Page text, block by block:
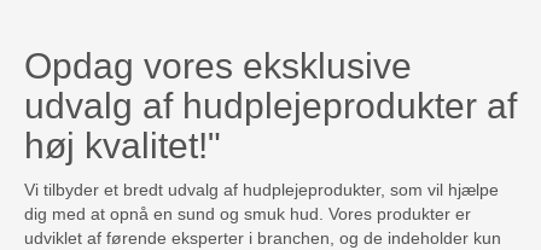
Opdag vores eksklusive
udvalg af hudplejeprodukter af
høj kvalitet!"
Vi tilbyder et bredt udvalg af hudplejeprodukter, som vil hjælpe
dig med at opnå en sund og smuk hud. Vores produkter er
udviklet af førende eksperter i branchen, og de indeholder kun